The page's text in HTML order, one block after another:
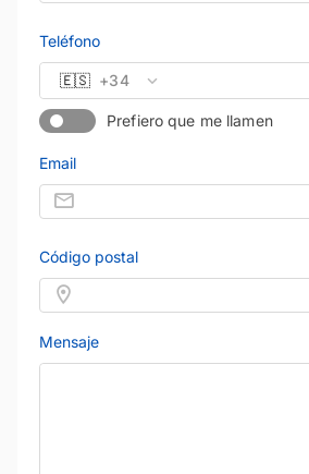
Teléfono
🇪🇸 +34
Prefiero que me llamen
Email
Código postal
Mensaje